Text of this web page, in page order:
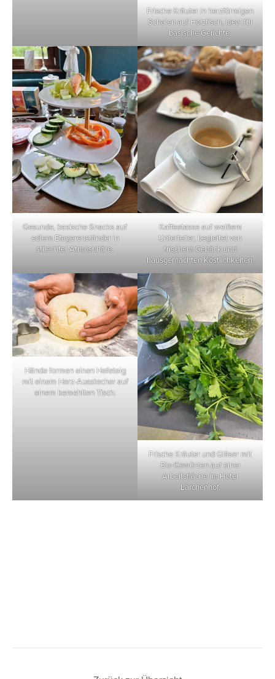
Frische Kräuter in herzförmigen
Schalen auf Holztisch, ideal für
basische Gerichte.
Gesunde, basische Snacks auf
edlem Etagerenständer in
stilechter Atmosphäre.
Kaffeetasse auf weißem
Unterteller, begleitet von
frischem Gebäck und
hausgemachten Köstlichkeiten.
Hände formen einen Hefeteig
mit einem Herz-Ausstecher auf
einem bemehlten Tisch.
Frische Kräuter und Gläser mit
Bio-Gewürzen auf einer
Arbeitsfläche im Hotel
Lärchenhof.